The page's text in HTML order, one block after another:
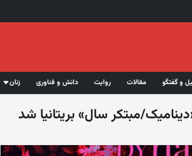
و گفتگو مقالات روایت دانش و فناوری زنان
مبتکر سال» بریتانیا شد